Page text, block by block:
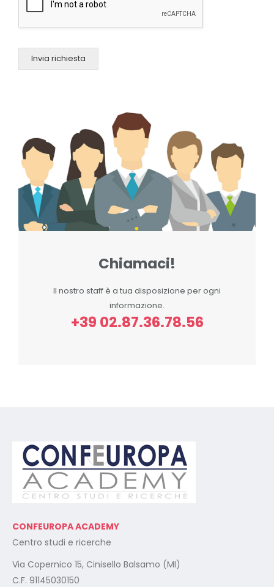
Invia richiesta
Chiamaci!
Il nostro staff è a tua disposizione per ogni
informazione.
+39 02.87.36.78.56
CONFEUROPA ACADEMY
Centro studi e ricerche
Via Copernico 15, Cinisello Balsamo (MI)
C.F. 91145030150